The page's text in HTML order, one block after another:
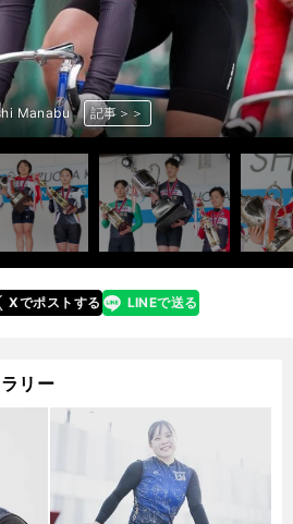
Manabu 記事＞＞
Manabu 記事＞＞
Manabu 記事＞＞
Manabu 記事＞＞
Manabu 記事＞＞
Manabu 記事＞＞
Manabu 記事＞＞
Manabu 記事＞＞
・赤が岩元 photo by Takahashi
・黒が三神 photo by Takahashi
Manabu 記事＞＞
元杏奈、北岡マリア photo by
神遼矢、椎名俊介 photo by Takahashi
Manabu 記事＞＞
Manabu 記事＞＞
Manabu 記事＞＞
北岡マリア photo by Takahashi Manabu
、三神遼矢 photo by Takahashi
Manabu 記事＞＞
Manabu 記事＞＞
Xでポストする
line LINEで送る
リー